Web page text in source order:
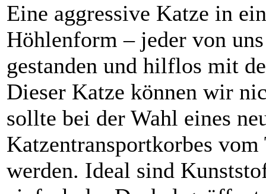
Eine aggressive Katze in
Höhlenform – jeder von
gestanden und hilflos mit
Dieser Katze können wir
sollte bei der Wahl eines
Katzentransportkorbes
werden. Ideal sind